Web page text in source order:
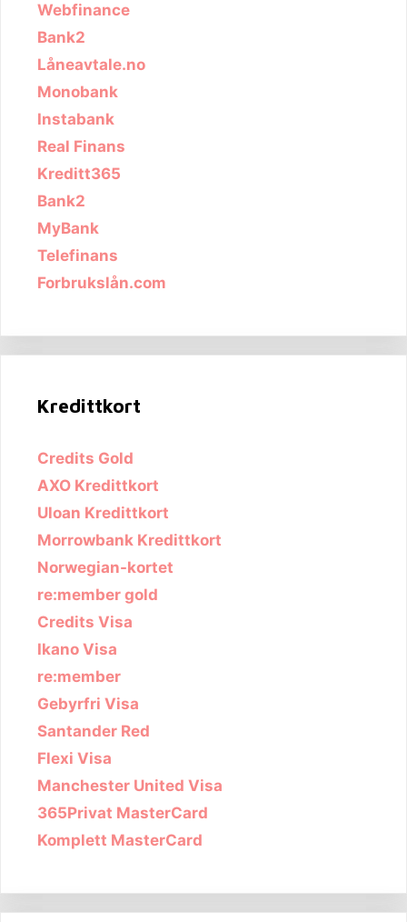
Webfinance
Bank2
Låneavtale.no
Monobank
Instabank
Real Finans
Kreditt365
Bank2
MyBank
Telefinans
Forbrukslån.com
Kredittkort
Credits Gold
AXO Kredittkort
Uloan Kredittkort
Morrowbank Kredittkort
Norwegian-kortet
re:member gold
Credits Visa
Ikano Visa
re:member
Gebyrfri Visa
Santander Red
Flexi Visa
Manchester United Visa
365Privat MasterCard
Komplett MasterCard